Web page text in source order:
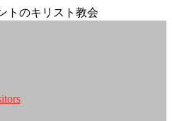
トのキリスト教会